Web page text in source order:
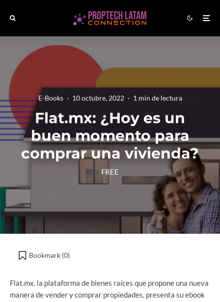
E-Books · 10 octubre, 2022 · 1 min de lectura
Flat.mx: ¿Hoy es un
buen momento para
comprar una vivienda?
FREE
Bookmark (0)
Flat.mx, la plataforma de bienes raíces que propone una nueva
manera de vender y comprar propiedades, presenta su ebook